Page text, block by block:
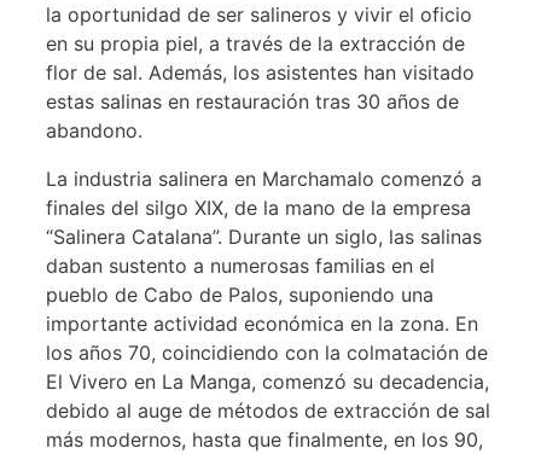
la oportunidad de ser salineros y vivir el oficio
en su propia piel, a través de la extracción de
flor de sal. Además, los asistentes han visitado
estas salinas en restauración tras 30 años de
abandono.
La industria salinera en Marchamalo comenzó a
finales del silgo XIX, de la mano de la empresa
“Salinera Catalana”. Durante un siglo, las salinas
daban sustento a numerosas familias en el
pueblo de Cabo de Palos, suponiendo una
importante actividad económica en la zona. En
los años 70, coincidiendo con la colmatación de
El Vivero en La Manga, comenzó su decadencia,
debido al auge de métodos de extracción de sal
más modernos, hasta que finalmente, en los 90,